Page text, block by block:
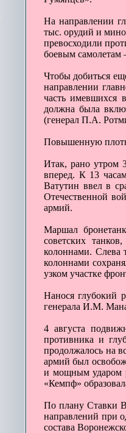
На направлении
тыс. орудий и
превосходили
боевым самолетам
Чтобы добиться
направлении
часть имевшихся
должна была
(генерал П.А.
Повышенную
Итак, рано утром
вперед. К 13
Ватутин ввел в
Отечественной
армий.
Маршал
советских
колоннами. Слева
колоннами
узком участке
Нанося глубокий
генерала И.М.
4 августа
противника и
продолжалось на
армий был
и мощным ударом
«Кемпф»
По плану Ставки
направлений при
состава